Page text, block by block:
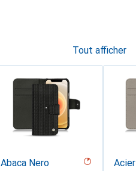
Tout afficher
Abaca Nero